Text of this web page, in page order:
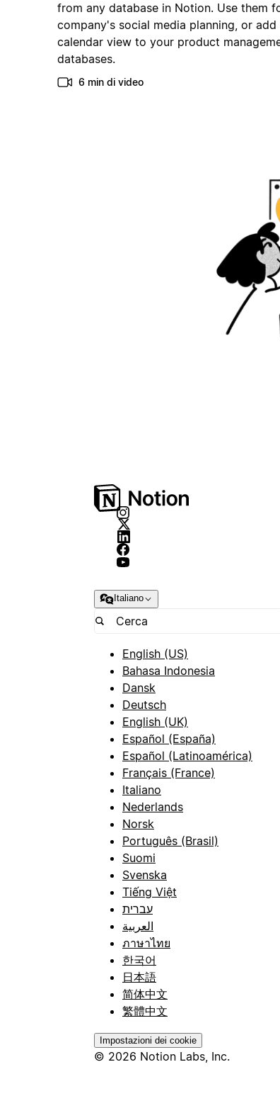
from any database in Notion. Use them
company's social media planning, or add
calendar view to your product
databases.
6 min di video
Italiano
English (US)
Bahasa Indonesia
Dansk
Deutsch
English (UK)
Español (España)
Español (Latinoamérica)
Français (France)
Italiano
Nederlands
Norsk
Português (Brasil)
Suomi
Svenska
Tiếng Việt
עברית
العربية
ภาษาไทย
한국어
日本語
简体中文
繁體中文
Impostazioni dei cookie
© 2026 Notion Labs, Inc.